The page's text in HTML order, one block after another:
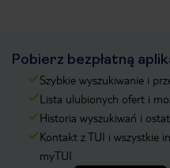
Pobierz bezpłatną
Szybkie wyszukiwanie i
Lista ulubionych ofert i
Historia wyszukiwań i
Kontakt z TUI i wszystkie
myTUI